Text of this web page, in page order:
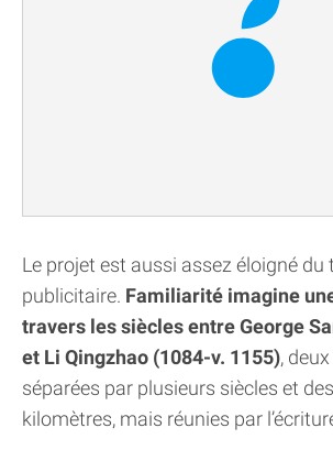
Le projet est aussi assez éloigné
publicitaire. Familiarité imagine
travers les siècles entre George
et Li Qingzhao (1084-v. 1155),
séparées par plusieurs siècles et
kilomètres, mais réunies par